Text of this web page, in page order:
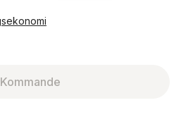
Kommande